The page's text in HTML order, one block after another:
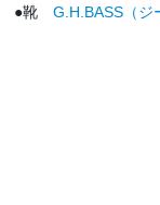
●靴G.H.BASS（ジ